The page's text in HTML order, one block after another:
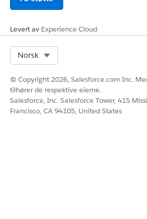
Levert av Experience Cloud
Norsk
© Copyright 2026, Salesforce.com Inc.
tilhører de respektive eierne.
Salesforce, Inc. Salesforce Tower, 415
Francisco, CA 94105, United States